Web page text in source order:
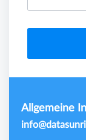
Allgemeine